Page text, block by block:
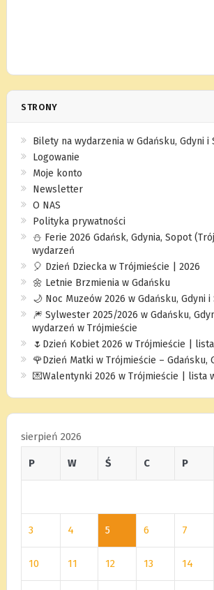
STRONY
Bilety na wydarzenia w Gdańsku, Gdyni i
Logowanie
Moje konto
Newsletter
O NAS
Polityka prywatności
⛄️ Ferie 2026 Gdańsk, Gdynia, Sopot
wydarzeń
🎈 Dzień Dziecka w Trójmieście | 2026
🌼 Letnie Brzmienia w Gdańsku
🌙 Noc Muzeów 2026 w Gdańsku, Gdyni i
🎆 Sylwester 2025/2026 w Gdańsku,
wydarzeń w Trójmieście
🌷Dzień Kobiet 2026 w Trójmieście |
🌹Dzień Matki w Trójmieście – Gdańsku,
💌Walentynki 2026 w Trójmieście | lista
sierpień 2026
P W Ś C P
3 4 5 6 7
10 11 12 13 14